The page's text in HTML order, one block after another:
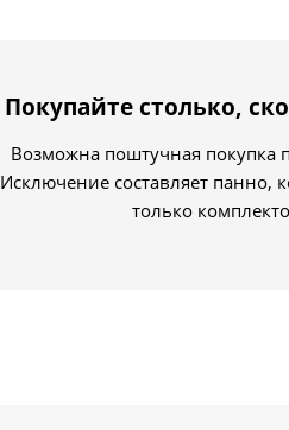
Покупайте столько,
Возможна поштучная покупка
Исключение составляет панно,
только